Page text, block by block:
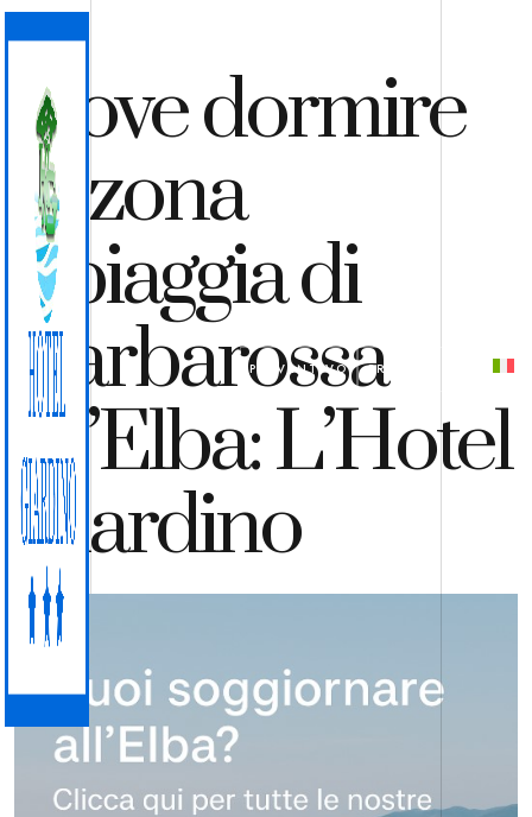
PRENOTA
PREVENTIVO
Dove dormire
in zona
Spiaggia di
Barbarossa
all’Elba: L’Hotel
Giardino